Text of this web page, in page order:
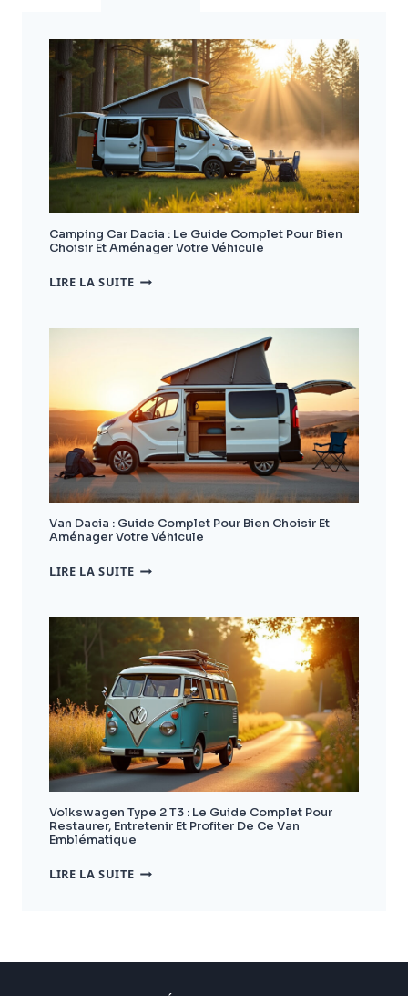
Camping Car Dacia : Le Guide Complet Pour Bien
Choisir Et Aménager Votre Véhicule
LIRE LA SUITECAMPING
:
COMPLET
POUR
BIEN
CHOISIR
ET
AMÉNAGER
VOTRE
VÉHICULE
Van Dacia : Guide Complet Pour Bien Choisir Et
Aménager Votre Véhicule
LIRE LA SUITEVAN
GUIDE
COMPLET
POUR
BIEN
CHOISIR
ET
AMÉNAGER
VOTRE
VÉHICULE
Volkswagen Type 2 T3 : Le Guide Complet Pour
Restaurer, Entretenir Et Profiter De Ce Van
Emblématique
LIRE LA SUITEVOLKSWAGEN
COMPLET